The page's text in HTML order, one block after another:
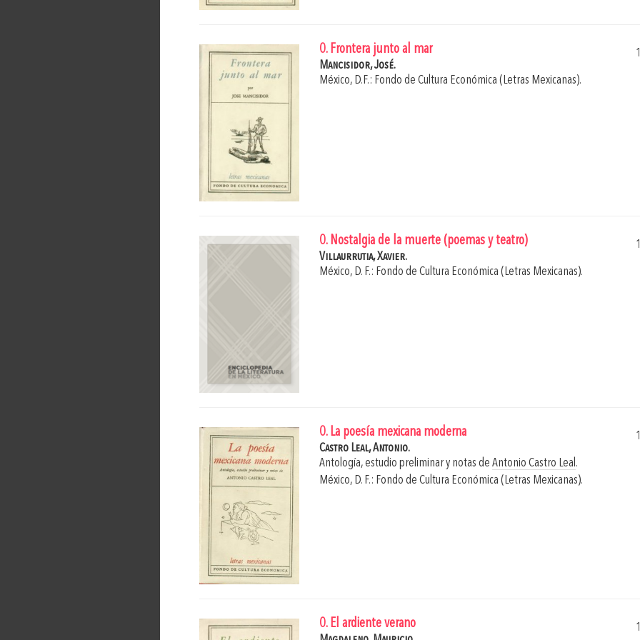
0. Frontera junto al mar
Mancisidor, José.
México, D.F.: Fondo de Cultura Económica (Letras Mexicanas).
0. Nostalgia de la muerte (poemas y teatro)
Villaurrutia, Xavier.
México, D. F.: Fondo de Cultura Económica (Letras Mexicanas).
0. La poesía mexicana moderna
Castro Leal, Antonio.
Antología, estudio preliminar y notas deAntonio Castro Leal .
México, D. F.: Fondo de Cultura Económica (Letras Mexicanas).
0. El ardiente verano